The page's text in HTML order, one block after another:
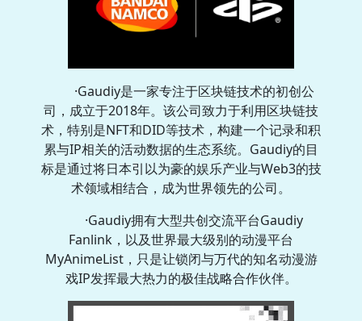
·‌Gaudiy‌是一家专注于区块链技术的初创公
司，成立于2018年。该公司致力于利用区块链技
术，特别是NFT和DID等技术，构建一个记录和积
累与IP相关的活动数据的生态系统。Gaudiy的目
标是通过将日本引以为豪的娱乐产业与Web3的技
术领域相结合，成为世界领先的公司。
·‌Gaudiy拥有大型共创交流平台Gaudiy
Fanlink，以及世界最大级别的动漫平台
MyAnimeList，只是让锁闭与万代的知名动漫游
戏IP发挥最大热力的极佳战略合作伙伴。